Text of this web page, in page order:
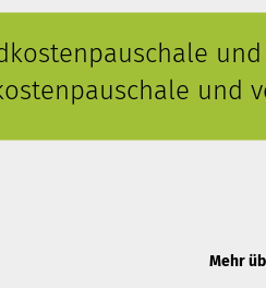
und
Mehr